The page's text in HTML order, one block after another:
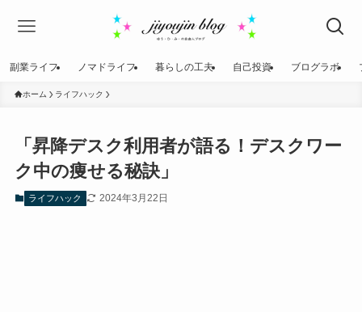
副業ライフ ノマドライフ 暮らしの工夫 自己投資 ブログラボ
ホーム ライフハック
「昇降デスク利用者が語る！デスクワー
ク中の痩せる秘訣」
ライフハック 2024年3月22日